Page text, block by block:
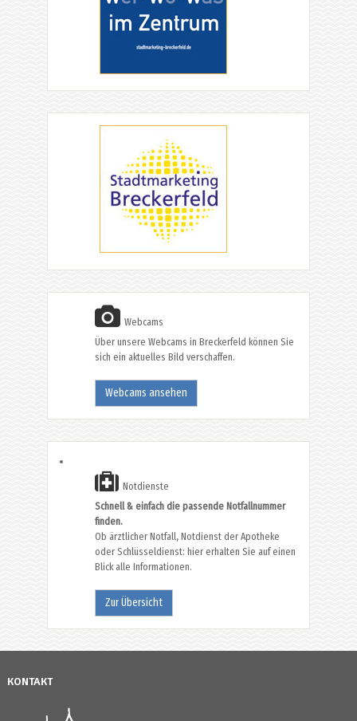
Webcams
Über unsere Webcams in Breckerfeld können Sie
sich ein aktuelles Bild verschaffen.
Webcams ansehen
Notdienste
Schnell & einfach die passende Notfallnummer
finden.
Ob ärztlicher Notfall, Notdienst der Apotheke
oder Schlüsseldienst: hier erhalten Sie auf einen
Blick alle Informationen.
Zur Übersicht
KONTAKT